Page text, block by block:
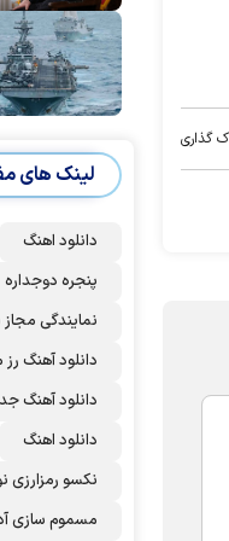
گذاری
لینک های
دانلود اهنگ
پنجره دوجداره
نمایندگی
دانلود آهنگ
دانلود آهنگ
دانلود اهنگ
نکسو رمزارزی
مسموم سازی